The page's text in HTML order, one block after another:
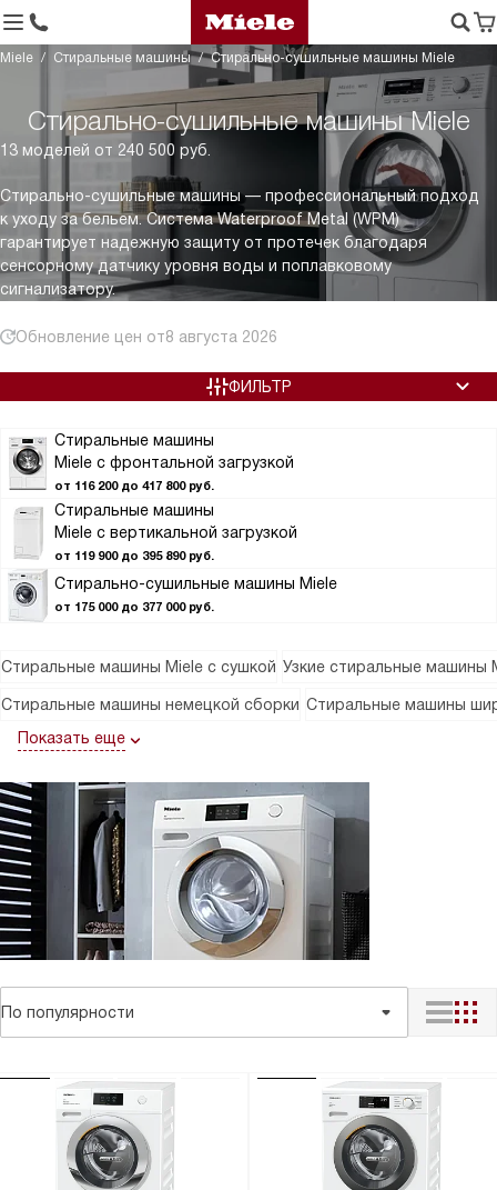
Miele Стиральные машины Стирально-сушильные машины Miele
Стирально-сушильные машины Miele
13 моделей от 240 500 руб.
Стирально-сушильные машины — профессиональный подход
к уходу за бельем. Система Waterproof Metal (WPM)
гарантирует надежную защиту от протечек благодаря
сенсорному датчику уровня воды и поплавковому
сигнализатору.
Обновление цен от8 августа 2026
Стиральные машины
Miele с фронтальной загрузкой
от 116 200 до 417 800 руб.
Стиральные машины
Miele с вертикальной загрузкой
от 119 900 до 395 890 руб.
Стирально-сушильные машины Miele
от 175 000 до 377 000 руб.
ФИЛЬТР
Стиральные машины Miele с сушкой Узкие стиральные машины
Стиральные машины немецкой сборки Стиральные машины
Показать еще
По популярности